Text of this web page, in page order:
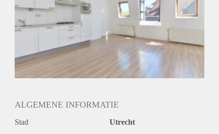
Huurtermijn
Onbepaalde termijn
Oplevering
ALGEMENE INFORMATIE
Stad Utrecht